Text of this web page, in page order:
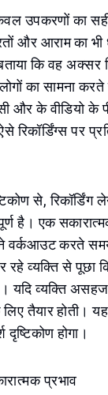
उपकरणों का
और आराम का भी
कि वह
का सामना
और के वीडियो के
रिकॉर्डिंग्स पर
से,
है। एक
वर्कआउट करते
व्यक्ति से पूछा
यदि व्यक्ति
तैयार होती।
होगा।
प्रभाव